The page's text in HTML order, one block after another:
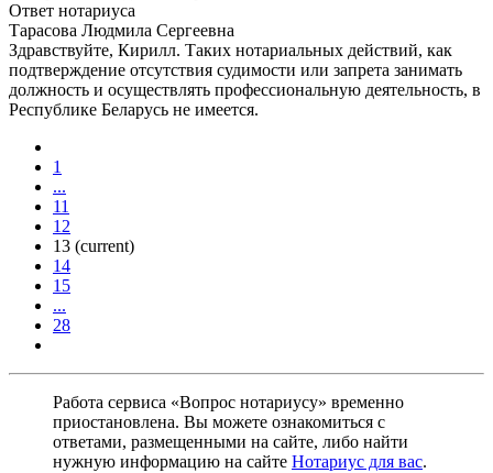
Ответ нотариуса
Тарасова Людмила Сергеевна
Здравствуйте, Кирилл. Таких нотариальных действий, как
подтверждение отсутствия судимости или запрета занимать
должность и осуществлять профессиональную деятельность, в
Республике Беларусь не имеется.
1
...
11
12
13 (current)
14
15
...
28
Работа сервиса «Вопрос нотариусу» временно
приостановлена. Вы можете ознакомиться с
ответами, размещенными на сайте, либо найти
нужную информацию на сайте Нотариус для вас.